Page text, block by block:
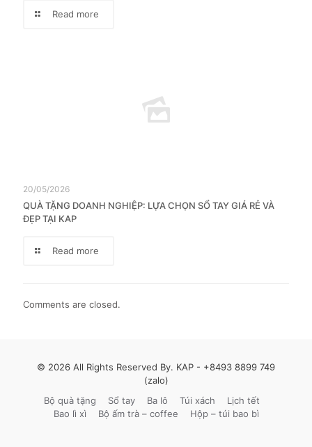
Read more
20/05/2026
QUÀ TẶNG DOANH NGHIỆP: LỰA CHỌN SỔ TAY GIÁ RẺ VÀ
ĐẸP TẠI KAP
Read more
Comments are closed.
© 2026 All Rights Reserved By. KAP - +8493 8899 749
(zalo)
Bộ quà tặng
Sổ tay Ba lô Túi xách
Lịch tết
Bao lì xì
Bộ ấm trà – coffee Hộp – túi bao bì